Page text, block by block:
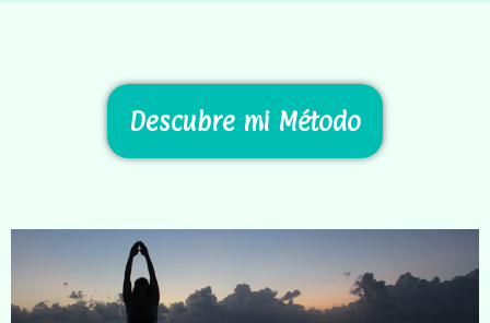
Descubre mi Método